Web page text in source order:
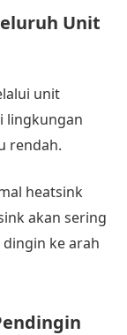
Unit
unit
lingkungan
rendah.
heatsink
akan sering
ke arah